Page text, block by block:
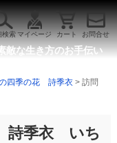
敵な生き方のお手伝い
検索マイページ カート お問合せ
四季の花 詩季衣 > 訪問
詩季衣 いち